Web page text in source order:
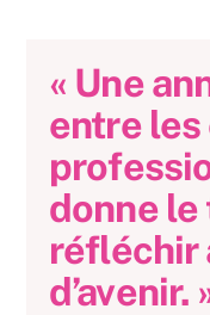
« Une
entre les
donne le
réfléchir
d’avenir.